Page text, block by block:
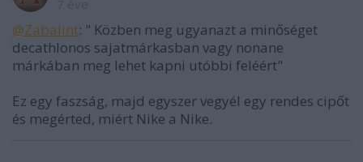
@Zabalint: " Közben meg ugyanazt a minőséget
decathlonos sajatmárkasban vagy nonane
márkában meg lehet kapni utóbbi feléért"
Ez egy faszság, majd egyszer vegyél egy rendes cipőt
és megérted, miért Nike a Nike.